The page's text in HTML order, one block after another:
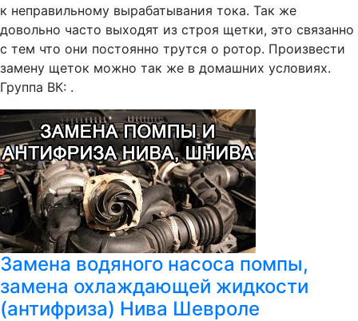
к неправильному вырабатывания тока. Так же
довольно часто выходят из строя щетки, это связанно
с тем что они постоянно трутся о ротор. Произвести
замену щеток можно так же в домашних условиях.
Группа ВК: .
Замена водяного насоса помпы,
замена охлаждающей жидкости
(антифриза) Нива Шевроле